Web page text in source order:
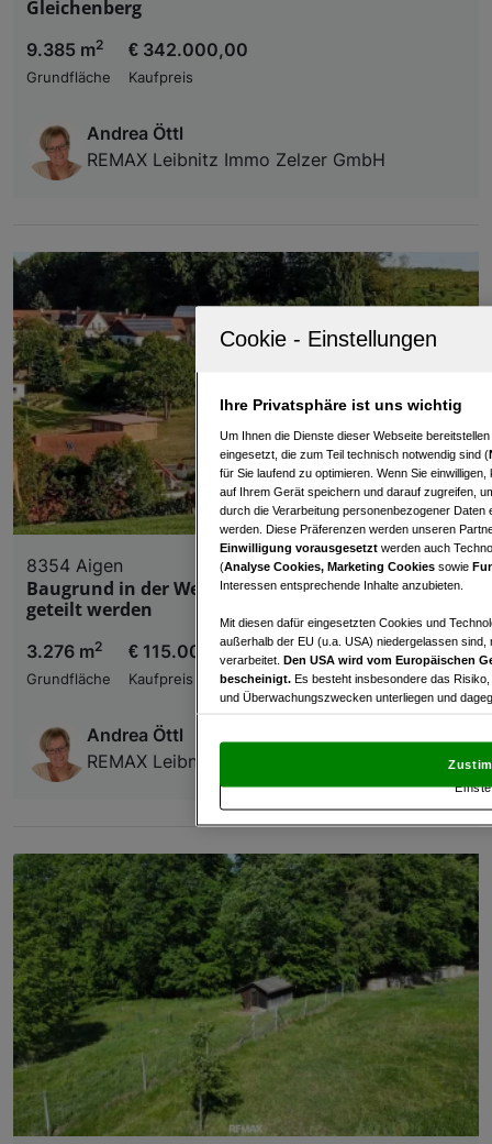
Gleichenberg
9.385 m2
Grundfläche
€ 342.000,00
Kaufpreis
Andrea Öttl
REMAX Leibnitz Immo Zelzer GmbH
8354 Aigen
Baugrund in der Weinbauregion St. Anna - kann
geteilt werden
3.276 m2
Grundfläche
€ 115.000,00
Kaufpreis
Andrea Öttl
REMAX Leibnitz Immo Zelzer GmbH
Ihre Privatsphäre ist uns wichtig
Um Ihnen die Dienste dieser Webseite
eingesetzt, die zum Teil technisch notwendig sind (
für Sie laufend zu optimieren. Wenn Sie
auf Ihrem Gerät speichern und darauf zugreifen,
durch die Verarbeitung personenbezogener
werden. Diese Präferenzen werden unseren
Einwilligung vorausgesetzt werden auch
(Analyse Cookies, Marketing Cookies sowie
Interessen entsprechende Inhalte anzubieten.
Mit diesen dafür eingesetzten Cookies und
außerhalb der EU (u.a. USA) niedergelassen
verarbeitet. Den USA wird vom Europäischen
bescheinigt. Es besteht insbesondere das
und Überwachungszwecken unterliegen und
und Widerspruch gegen die Verarbeitung auf der
„Cookie Einstellungen“, die sich auf jeder Seite
Wir und unsere Partner verarbeiten
Verwendung genauer Standortdaten.
Zugriff auf Informationen auf einem Endgerät.
und der Performance von Inhalten,
Liste der Partner (Lieferanten)